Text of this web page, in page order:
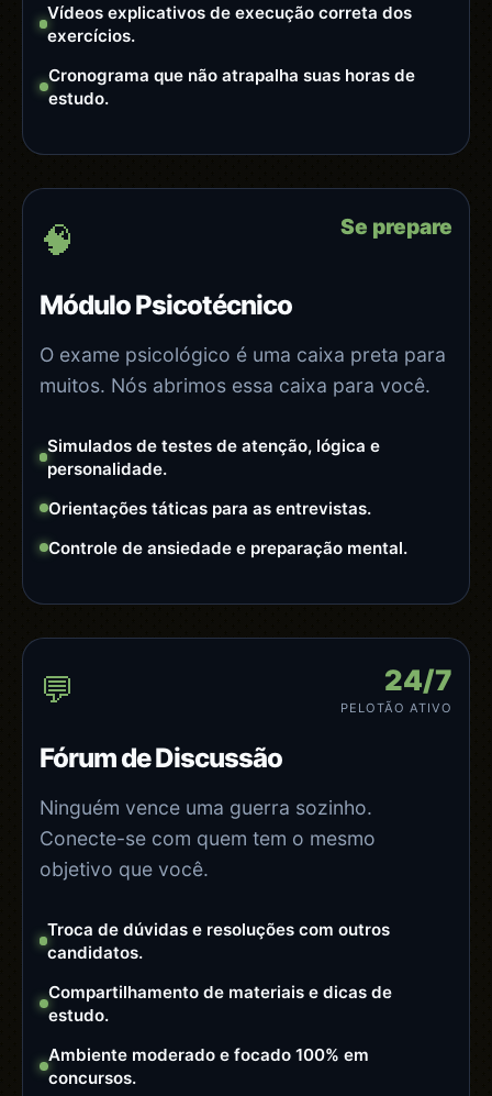
Vídeos explicativos de execução correta dos
exercícios.
Cronograma que não atrapalha suas horas de
estudo.
🧠 Se prepare
Módulo Psicotécnico
O exame psicológico é uma caixa preta para
muitos. Nós abrimos essa caixa para você.
Simulados de testes de atenção, lógica e
personalidade.
Orientações táticas para as entrevistas.
Controle de ansiedade e preparação mental.
💬 24/7
PELOTÃO ATIVO
Fórum de Discussão
Ninguém vence uma guerra sozinho.
Conecte-se com quem tem o mesmo
objetivo que você.
Troca de dúvidas e resoluções com outros
candidatos.
Compartilhamento de materiais e dicas de
estudo.
Ambiente moderado e focado 100% em
concursos.